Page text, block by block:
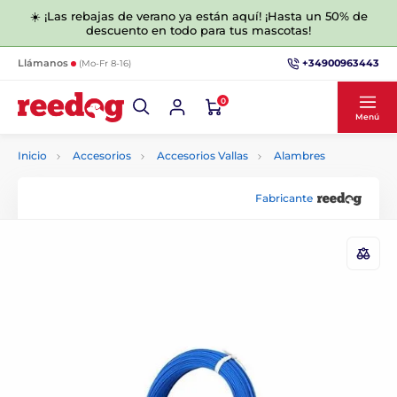
☀️ ¡Las rebajas de verano ya están aquí! ¡Hasta un 50% de
descuento en todo para tus mascotas!
Llámanos (Mo-Fr 8-16) +34900963443
0
Menú
Inicio Accesorios Accesorios Vallas Alambres
Fabricante